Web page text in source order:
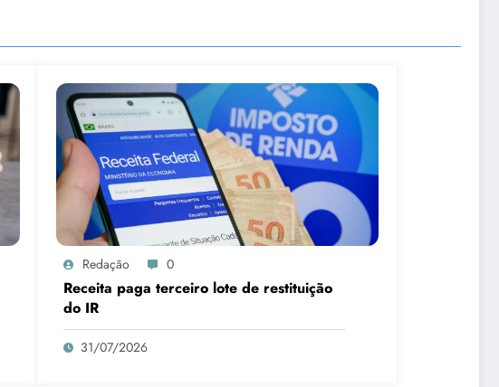
Redação 0
Receita paga terceiro lote de restituição
do IR
31/07/2026